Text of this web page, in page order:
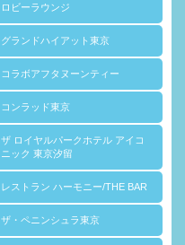
ロビーラウンジ
グランドハイアット東京
コラボアフタヌーンティー
コンラッド東京
ザ ロイヤルパークホテル アイコ
ニック 東京汐留
レストラン ハーモニー/THE BAR
ザ・ペニンシュラ東京